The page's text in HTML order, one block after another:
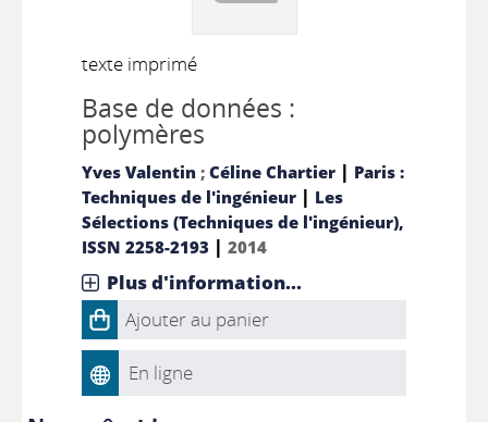
texte imprimé
Base de données :
polymères
Yves Valentin ; Céline Chartier | Paris :
Techniques de l'ingénieur| Les
Sélections (Techniques de l'ingénieur),
ISSN 2258-2193| 2014
Plus d'information...
Ajouter au panier
En ligne